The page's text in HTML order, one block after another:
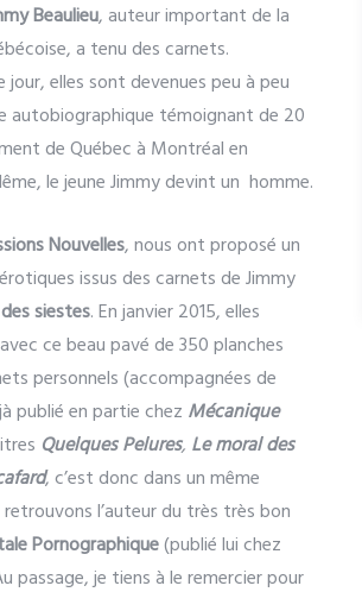
Beaulieu, auteur important de la
a tenu des carnets.
jour, elles sont devenues peu à peu
autobiographique témoignant de 20
de Québec à Montréal en
le jeune Jimmy devint un homme.
Nouvelles, nous ont proposé un
issus des carnets de Jimmy
siestes. En janvier 2015, elles
ce beau pavé de 350 planches
personnels (accompagnées de
publié en partie chez Mécanique
Quelques Pelures, Le moral des
, c’est donc dans un même
l’auteur du très très bon
Pornographique(publié lui chez
passage, je tiens à le remercier pour